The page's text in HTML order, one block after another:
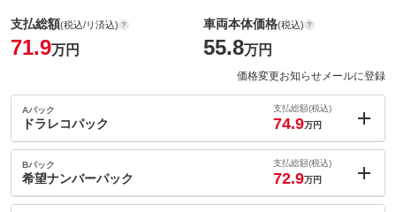
支払総額(税込/リ済込)
71.9万円
車両本体価格(税込)
55.8万円
価格変更お知らせメールに登録
Aパック
ドラレコパック
支払総額(税込)
74.9万円
内：オプシ
ョン価格
(税込)
車両本体価
55.8万円
Bパック
希望ナンバーパック
支払総額(税込)
72.9万円
内：オプシ